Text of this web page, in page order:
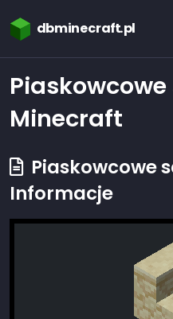
dbminecraft.pl
Minecraft
Piaskowcowe
Informacje